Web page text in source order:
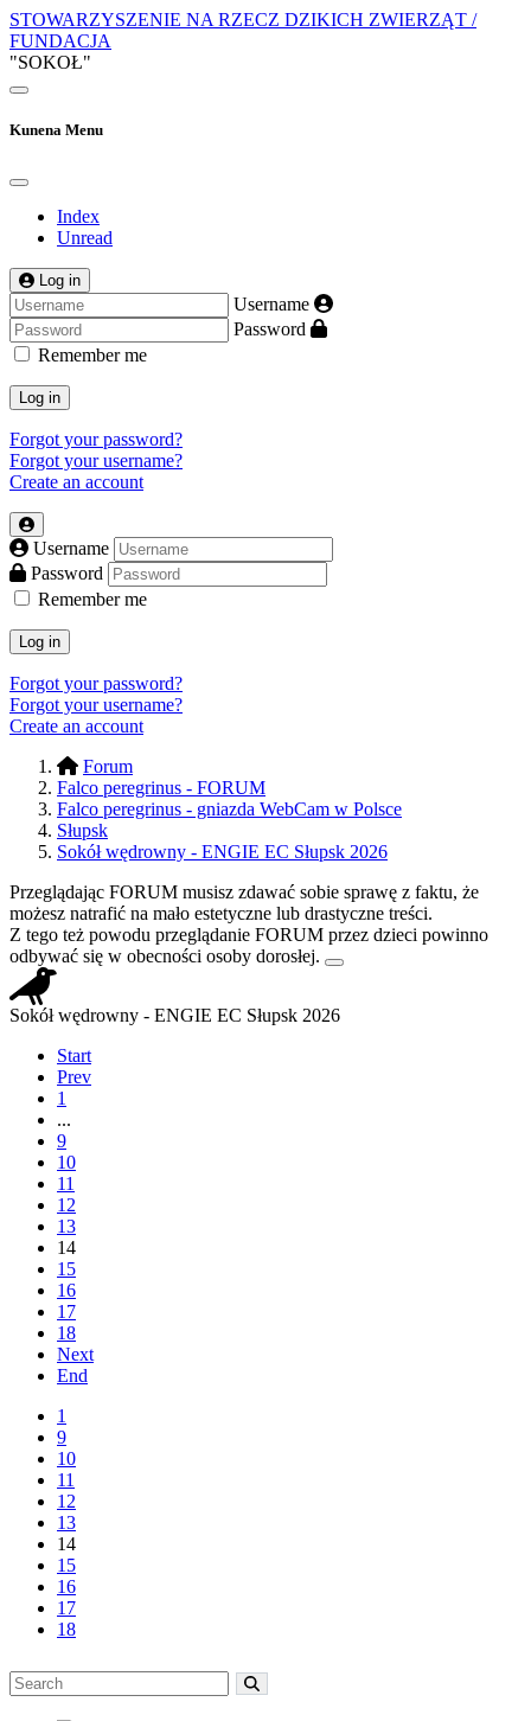
STOWARZYSZENIE NA RZECZ DZIKICH ZWIERZĄT /
FUNDACJA
"SOKOŁ"
Kunena Menu
Index
Unread
Log in
Username
Password
Remember me
Log in
Forgot your password?
Forgot your username?
Create an account
Username
Password
Remember me
Log in
Forgot your password?
Forgot your username?
Create an account
Forum
Falco peregrinus - FORUM
Falco peregrinus - gniazda WebCam w Polsce
Słupsk
Sokół wędrowny - ENGIE EC Słupsk 2026
Przeglądając FORUM musisz zdawać sobie sprawę z faktu, że
możesz natrafić na mało estetyczne lub drastyczne treści.
Z tego też powodu przeglądanie FORUM przez dzieci powinno
odbywać się w obecności osoby dorosłej.
Sokół wędrowny - ENGIE EC Słupsk 2026
Start
Prev
1
...
9
10
11
12
13
14
15
16
17
18
Next
End
1
9
10
11
12
13
14
15
16
17
18